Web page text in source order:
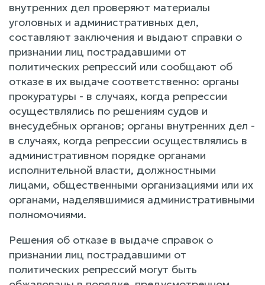
внутренних дел проверяют материалы
уголовных и административных дел,
составляют заключения и выдают справки о
признании лиц пострадавшими от
политических репрессий или сообщают об
отказе в их выдаче соответственно: органы
прокуратуры - в случаях, когда репрессии
осуществлялись по решениям судов и
внесудебных органов; органы внутренних дел -
в случаях, когда репрессии осуществлялись в
административном порядке органами
исполнительной власти, должностными
лицами, общественными организациями или их
органами, наделявшимися административными
полномочиями.
Решения об отказе в выдаче справок о
признании лиц пострадавшими от
политических репрессий могут быть